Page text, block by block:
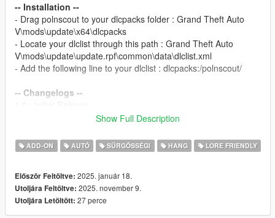
-- Installation --
- Drag polnscout to your dlcpacks folder : Grand Theft Auto
V\mods\update\x64\dlcpacks
- Locate your dlclist through this path : Grand Theft Auto
V\mods\update\update.rpf\common\data\dlclist.xml
- Add the following line to your dlclist : dlcpacks:/polnscout/
-- Changelogs --
2.0 : Updated all lightbar models, new siderunners and interior
bug fixes.
2.1 : New interior front Visor siren, carvariations colors added,
Template for liveries available on my
channel.
Show Full Description
ADD-ON AUTÓ SŰRGŐSSÉGI HANG LORE FRIENDLY
Először Feltöltve: 2025. január 18.
Utoljára Feltöltve: 2025. november 9.
Utoljára Letöltött: 27 perce